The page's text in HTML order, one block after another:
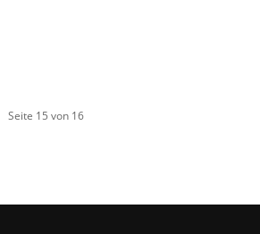
Seite 15 von 16